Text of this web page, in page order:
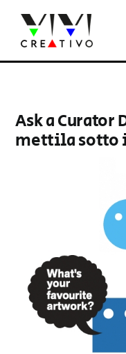
contenuto
Ask a Curator
mettila